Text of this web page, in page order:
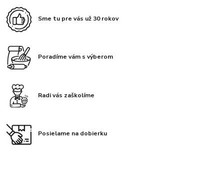
Sme tu pre vás už 30 rokov
Poradíme vám s výberom
Radi vás zaškolíme
Posielame na dobierku